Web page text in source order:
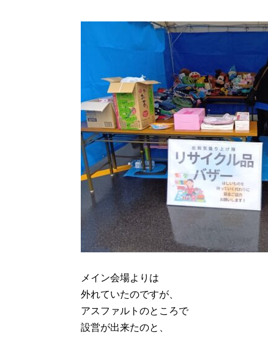
メイン会場よりは
外れていたのですが、
アスファルトのところで
設営が出来たのと、